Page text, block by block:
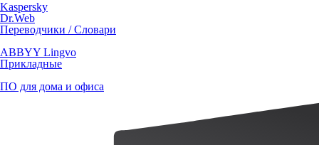
Kaspersky
Dr.Web
Переводчики / Словари
ABBYY Lingvo
Прикладные
ПО для дома и офиса